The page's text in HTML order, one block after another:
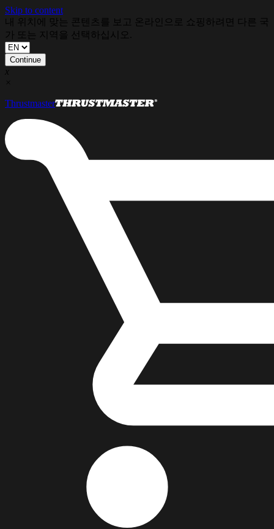
Skip to content
내 위치에 맞는 콘텐츠를 보고 온라인으로 쇼핑하려면 다른 국
가 또는 지역을 선택하십시오.
Continue
x
×
Thrustmaster